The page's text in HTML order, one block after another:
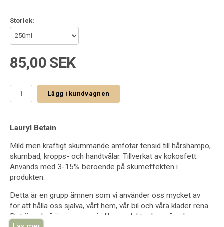
Storlek:
85,00 SEK
Lägg i kundvagnen
Lauryl Betain
Mild men kraftigt skummande amfotär tensid till hårshampo,
skumbad, kropps- och handtvålar. Tillverkat av kokosfett.
Används med 3-15% beroende på skumeffekten i
produkten.
Detta är en grupp ämnen som vi använder oss mycket av
för att hålla oss själva, vårt hem, vår bil och våra kläder rena.
Det är också ämnen som i olika produkter kan påverka oss